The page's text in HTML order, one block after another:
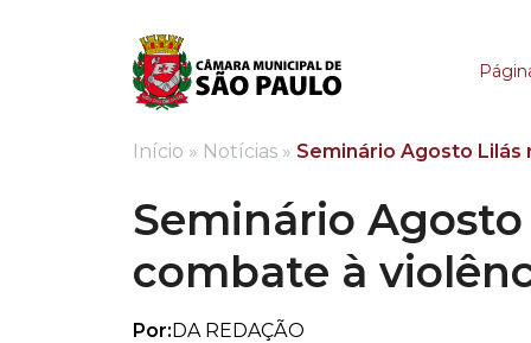
Seminário Agosto
Início » Notícias » Seminário Agosto
Seminário
combate à
Por:DA REDAÇÃO